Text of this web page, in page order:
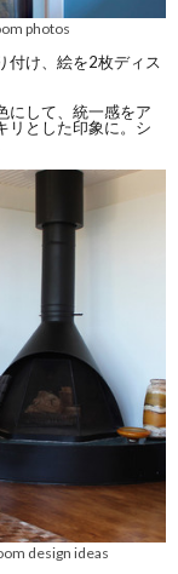
photos
付け、絵を2枚ディス
にして、統一感をア
リとした印象に。シ
design ideas